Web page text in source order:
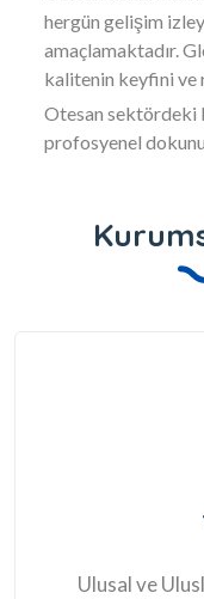
hergün gelişim
amaçlamaktadır.
kalitenin keyfini ve
Otesan sektördeki
profosyenel
Ulusal ve